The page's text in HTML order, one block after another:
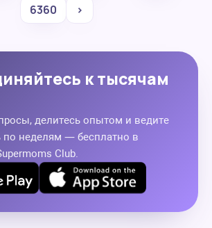
6360
›
к тысячам
делитесь опытом и ведите
по неделям — бесплатно в
Club.